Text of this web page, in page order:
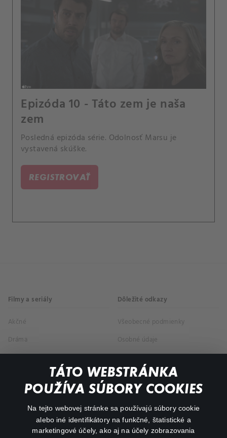
TÁTO WEBSTRÁNKA
POUŽÍVA SÚBORY COOKIES
Na tejto webovej stránke sa používajú súbory cookie
alebo iné identifikátory na funkčné, štatistické a
marketingové účely, ako aj na účely zobrazovania
Epizóda 10 - Táto zem je naša
zem
Posledná epizóda série. Odolnosť Marsu je
vystavená skúške.
REGISTROVAŤ
Filmy a seriály
Akčné
Dráma
Dokumentárne
Dôležité odkazy
Všeobecné podmienky
Osobné údaje